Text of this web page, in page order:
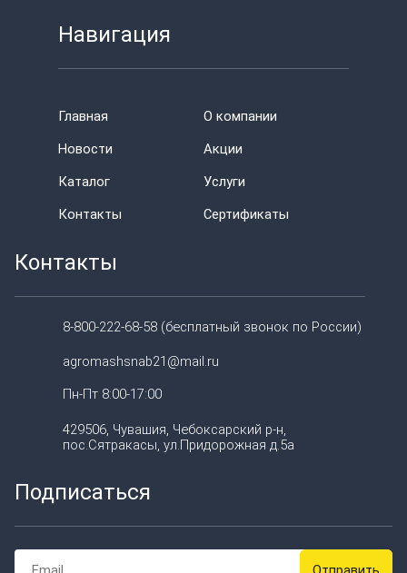
Навигация
Главная
О компании
Новости
Акции
Каталог
Услуги
Контакты
Сертификаты
Контакты
8-800-222-68-58 (бесплатный звонок по России)
agromashsnab21@mail.ru
Пн-Пт 8:00-17:00
429506, Чувашия, Чебоксарский р-н,
пос.Сятракасы, ул.Придорожная д.5а
Подписаться